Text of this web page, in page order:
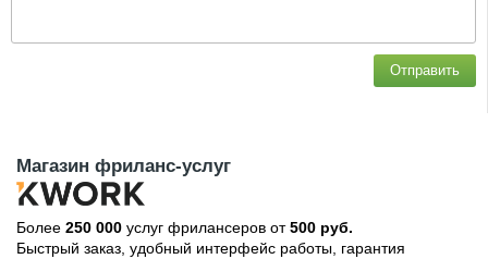
Отправить
Магазин фриланс-услуг
Более 250 000 услуг фрилансеров от500 руб.
Быстрый заказ, удобный интерфейс работы, гарантия